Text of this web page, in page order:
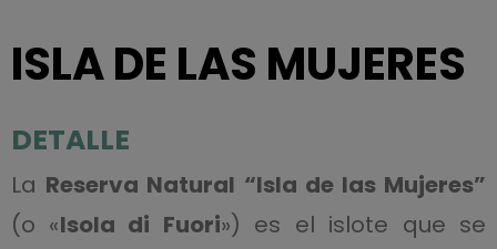
ISLA DE LAS MUJERES
DETALLE
La Reserva Natural “Isla de las Mujeres”
(o «Isola di Fuori») es el islote que se